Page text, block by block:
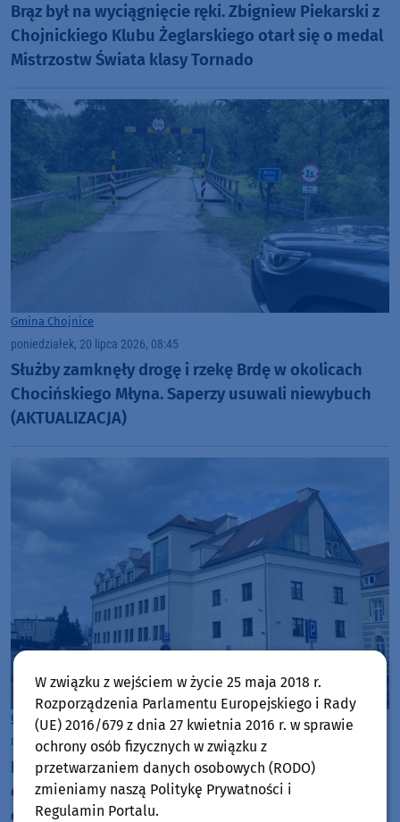
Brąz był na wyciągnięcie ręki. Zbigniew Piekarski z
Chojnickiego Klubu Żeglarskiego otarł się o medal
Mistrzostw Świata klasy Tornado
Gmina Chojnice
poniedziałek, 20 lipca 2026, 08:45
Służby zamknęły drogę i rzekę Brdę w okolicach
Chocińskiego Młyna. Saperzy usuwali niewybuch
(AKTUALIZACJA)
Gmina Chojnice
niedziela, 19 lipca 2026, 08:35
Postulaty gminy Chojnice w sprawie potrzeb
ekologicznych podjęte przez ogólnopolską
organizację samorządową. Powodem
W związku z wejściem w życie 25 maja 2018 r.
Rozporządzenia Parlamentu Europejskiego i Rady
(UE) 2016/679 z dnia 27 kwietnia 2016 r. w sprawie
ochrony osób fizycznych w związku z
przetwarzaniem danych osobowych (RODO)
zmieniamy naszą Politykę Prywatności i
Regulamin Portalu.